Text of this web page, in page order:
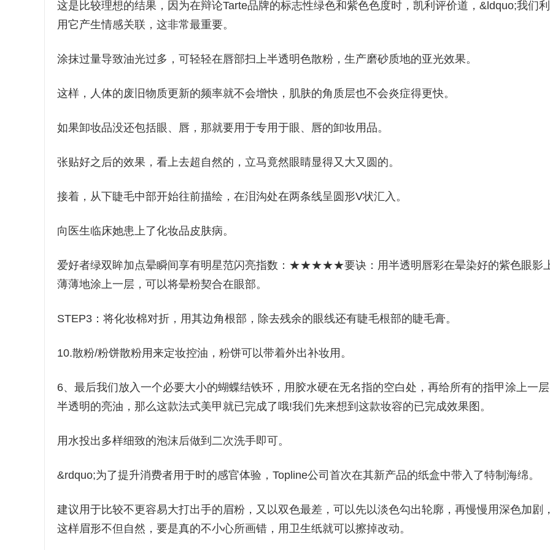
这是比较理想的结果，因为在辩论Tarte品牌的标志性绿色和紫色色度时，凯利评价道，&ldquo;我们利
用它产生情感关联，这非常最重要。
涂抹过量导致油光过多，可轻轻在唇部扫上半透明色散粉，生产磨砂质地的亚光效果。
这样，人体的废旧物质更新的频率就不会增快，肌肤的角质层也不会炎症得更快。
如果卸妆品没还包括眼、唇，那就要用于专用于眼、唇的卸妆用品。
张贴好之后的效果，看上去超自然的，立马竟然眼睛显得又大又圆的。
接着，从下睫毛中部开始往前描绘，在泪沟处在两条线呈圆形V状汇入。
向医生临床她患上了化妆品皮肤病。
爱好者绿双眸加点晕瞬间享有明星范闪亮指数：★★★★★要诀：用半透明唇彩在晕染好的紫色眼影
薄薄地涂上一层，可以将晕粉契合在眼部。
STEP3：将化妆棉对折，用其边角根部，除去残余的眼线还有睫毛根部的睫毛膏。
10.散粉/粉饼散粉用来定妆控油，粉饼可以带着外出补妆用。
6、最后我们放入一个必要大小的蝴蝶结铁环，用胶水硬在无名指的空白处，再给所有的指甲涂上一层
半透明的亮油，那么这款法式美甲就已完成了哦!我们先来想到这款妆容的已完成效果图。
用水投出多样细致的泡沫后做到二次洗手即可。
&rdquo;为了提升消费者用于时的感官体验，Topline公司首次在其新产品的纸盒中带入了特制海绵。
建议用于比较不更容易大打出手的眉粉，又以双色最差，可以先以淡色勾出轮廓，再慢慢用深色加剧
这样眉形不但自然，要是真的不小心所画错，用卫生纸就可以擦掉改动。